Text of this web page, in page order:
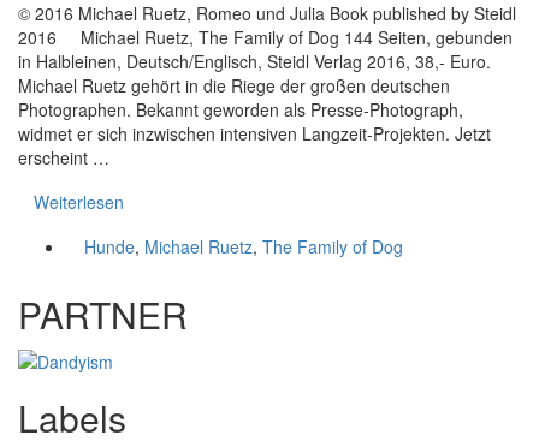
© 2016 Michael Ruetz, Romeo und Julia Book published by Steidl
2016 Michael Ruetz, The Family of Dog 144 Seiten, gebunden
in Halbleinen, Deutsch/Englisch, Steidl Verlag 2016, 38,- Euro.
Michael Ruetz gehört in die Riege der großen deutschen
Photographen. Bekannt geworden als Presse-Photograph,
widmet er sich inzwischen intensiven Langzeit-Projekten. Jetzt
erscheint …
Weiterlesen
Hunde, Michael Ruetz, The Family of Dog
PARTNER
Labels